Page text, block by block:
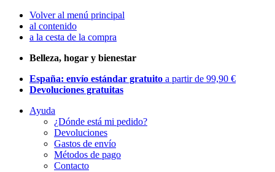
Volver al menú principal
al contenido
a la cesta de la compra
Belleza, hogar y bienestar
España: envío estándar gratuito a partir de 99,90 €
Devoluciones gratuitas
Ayuda
¿Dónde está mi pedido?
Devoluciones
Gastos de envío
Métodos de pago
Contacto